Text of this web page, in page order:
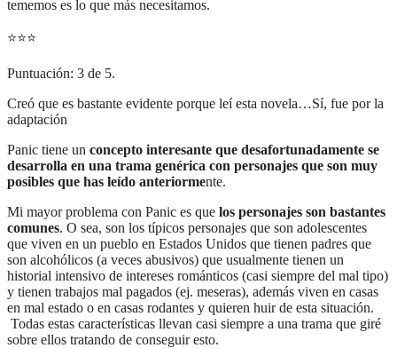
tememos es lo que más necesitamos.
⭐⭐⭐
Puntuación: 3 de 5.
Creó que es bastante evidente porque leí esta novela…Sí, fue por la
adaptación
Panic tiene un concepto interesante que desafortunadamente se
desarrolla en una trama genérica con personajes que son muy
posibles que has leído anteriormente.
Mi mayor problema con Panic es que los personajes son bastantes
comunes. O sea, son los típicos personajes que son adolescentes
que viven en un pueblo en Estados Unidos que tienen padres que
son alcohólicos (a veces abusivos) que usualmente tienen un
historial intensivo de intereses románticos (casi siempre del mal tipo)
y tienen trabajos mal pagados (ej. meseras), además viven en casas
en mal estado o en casas rodantes y quieren huir de esta situación.
Todas estas características llevan casi siempre a una trama que giré
sobre ellos tratando de conseguir esto.